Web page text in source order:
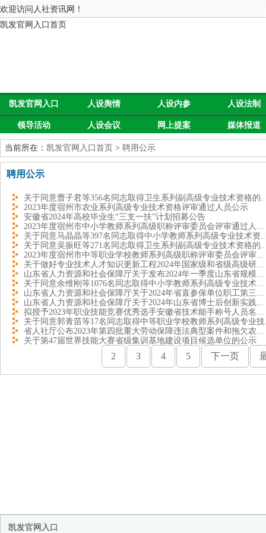
欢迎访问人社资讯网！
凯发官网入口首页
凯发官网入口
首页
人设舆情 人设内参 人设法制
领导活动 人设会议 网上提案 媒体报道
当前所在： 凯发官网入口首页 > 聘用公示
聘用公示
关于同意曹子君等356名同志取得卫生系列副高级专业技术资格的
2023年度宿州市农业系列高级专业技术资格评审通过人员公示
安徽省2024年高校毕业生“三支一扶”计划招募公告
2023年度宿州市中小学教师系列高级职称评审委员会评审通过人...
关于同意马晶晶等397名同志取得中小学教师系列高级专业技术资
关于同意吴振旺等271名同志取得卫生系列副高级专业技术资格的
2023年度宿州市中等职业学校教师系列高级职称评审委员会评审...
关于做好专业技术人才知识更新工程2024年国家级和省级高级研...
山东省人力资源和社会保障厅关于发布2024年一季度山东省规模...
关于同意余维刚等1076名同志取得中小学教师系列高级专业技术...
山东省人力资源和社会保障厅关于2024年省直参保单位职工第三...
山东省人力资源和社会保障厅关于2024年山东省博士后创新实践...
拟授予2023年职业技能竞赛优秀选手安徽省技术能手称号人员名...
关于同意郭青苗等17名同志取得中等职业学校教师系列高级专业
省人社厅公布2023年第四批重大劳动保障违法典型案件和拖欠农...
关于第47届世界技能大赛省级集训基地建设项目候选单位的公示
2 3 4 5 下一页
凯发官网入口